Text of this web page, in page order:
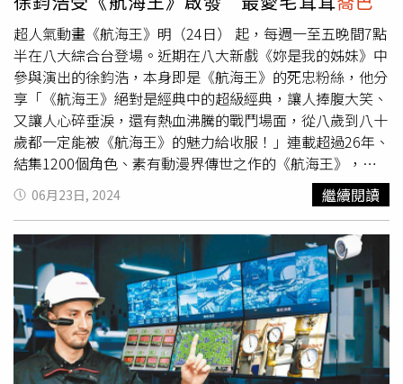
期徒刑，合併應執行10個月。警方呼籲所有店家，特別是那
些擁有高價值商品的夾娃娃機店，應加強安保措施，避免類
似事件再次發生，警方將持續加強對這類竊盜行為的打擊力
度，保護市民財產安全，確保社會秩序和諧穩定。
超人氣動畫《航海王》明（24日） 起，每週一至五晚間7點
半在八大綜合台登場。近期在八大新戲《妳是我的姊妹》中
參與演出的徐鈞浩，本身即是《航海王》的死忠粉絲，他分
享「《航海王》絕對是經典中的超級經典，讓人捧腹大笑、
又讓人心碎垂淚，還有熱血沸騰的戰鬥場面，從八歲到八十
歲都一定能被《航海王》的魅力給收服！」連載超過26年、
結集1200個角色、素有動漫界傳世之作的《航海王》，作
品以虛構的「大海賊時代」為故事舞台，為了爭奪「ONE
PIECE」（大秘寶），蒙其‧D‧魯夫與「紅髮」傑克約定
出海，在遙遠的路途上，找尋志同道合的夥伴，進入「偉大
的航道」展開海洋冒險旅程，目標不僅是得到「ONE
PIECE」，並且要成為「海賊王」。徐鈞浩表示：「在《航
海王》的故事裡，主角們大多經歷非常艱難的決定，賭上人
生甚至是犧牲生命，不只催出觀眾的眼淚，更棒的是帶出了
故事的人性厚度。」而他最喜歡的角色是「喬巴」，他笑
稱：「喬巴可愛又傲嬌，重點是心地非常善良，而且我最喜
歡毛茸茸的小動物了！」徐鈞浩談到《航海王》影響他的人
06月23日, 2024 繼續閱讀